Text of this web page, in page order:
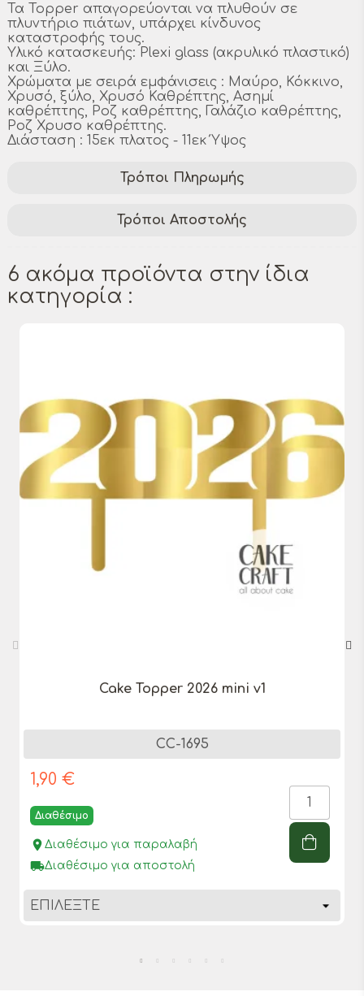
Τα Topper απαγορεύονται να πλυθούν σε
πλυντήριο πιάτων, υπάρχει κίνδυνος
καταστροφής τους.
Υλικό κατασκευής: Plexi glass (ακρυλικό πλαστικό)
και Ξύλο.
Χρώματα με σειρά εμφάνισεις : Μαύρο, Κόκκινο,
Χρυσό, ξύλο, Χρυσό Καθρέπτης, Ασημί
καθρέπτης, Ροζ καθρέπτης, Γαλάζιο καθρέπτης,
Ροζ Χρυσο καθρέπτης.
Διάσταση : 15εκ πλατος - 11εκ Ύψος
Τρόποι Πληρωμής
Τρόποι Αποστολής
6 ακόμα προϊόντα στην ίδια
κατηγορία :
Cake Topper 2026 mini v1
CC-1695
1,90 €
Διαθέσιμο
place Διαθέσιμο για παραλαβή
local_shippingΔιαθέσιμο για αποστολή